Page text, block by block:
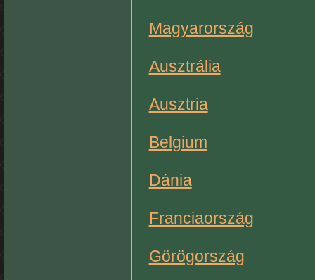
Magyarország
Ausztrália
Ausztria
Belgium
Dánia
Franciaország
Görögország